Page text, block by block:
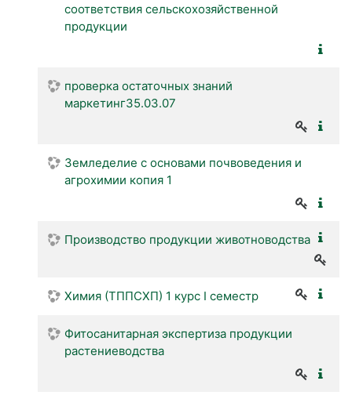
соответствия сельскохозяйственной
продукции
проверка остаточных знаний
маркетинг35.03.07
Земледелие с основами почвоведения и
агрохимии копия 1
Производство продукции животноводства
Химия (ТППСХП) 1 курс I семестр
Фитосанитарная экспертиза продукции
растениеводства